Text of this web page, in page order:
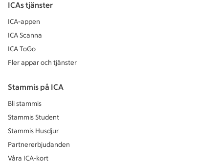
ICAs tjänster
ICA-appen
ICA Scanna
ICA ToGo
Fler appar och tjänster
Stammis på ICA
Bli stammis
Stammis Student
Stammis Husdjur
Partnererbjudanden
Våra ICA-kort